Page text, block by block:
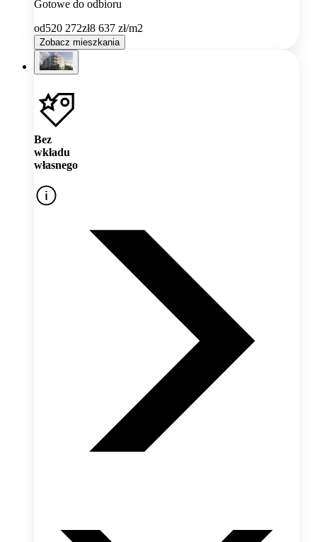
Gotowe do odbioru
od520 272zł8 637 zł/m2
Zobacz mieszkania
Bez
wkładu
własnego